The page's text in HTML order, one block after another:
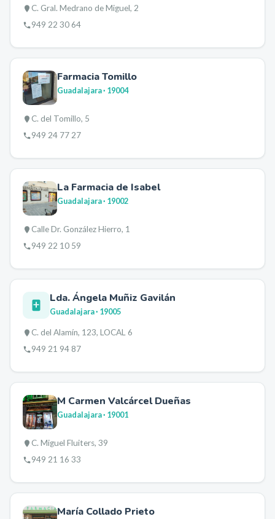
C. Gral. Medrano de Miguel, 2
949 22 30 64
Farmacia Tomillo
Guadalajara· 19004
C. del Tomillo, 5
949 24 77 27
La Farmacia de Isabel
Guadalajara· 19002
Calle Dr. González Hierro, 1
949 22 10 59
Lda. Ángela Muñiz Gavilán
Guadalajara· 19005
C. del Alamín, 123, LOCAL 6
949 21 94 87
M Carmen Valcárcel Dueñas
Guadalajara· 19001
C. Miguel Fluiters, 39
949 21 16 33
María Collado Prieto